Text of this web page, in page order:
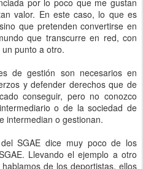
por lo poco que me gustan
valor. En este caso, lo que es
que pretenden convertirse en
que transcurre en red, con
punto a otro.
de gestión son necesarios en
y defender derechos que de
conseguir, pero no conozco
o de la sociedad de
intermedian o gestionan.
SGAE dice muy poco de los
Llevando el ejemplo a otro
de los deportistas, ellos